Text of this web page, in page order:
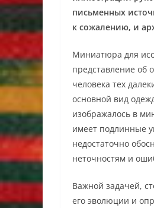
письменных
к сожалению, и
Миниатюра для
представление об
человека тех
основной вид
изображалось в
имеет подлинные
недостаточно
неточностям и
Важной задачей,
его эволюции и